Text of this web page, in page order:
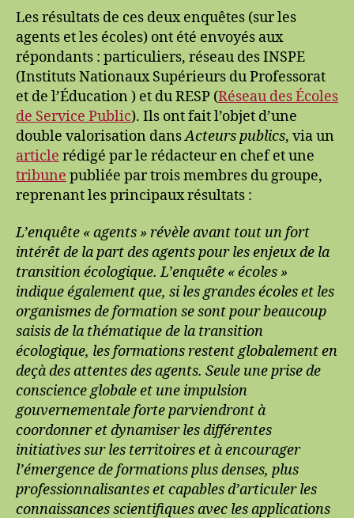
Les résultats de ces deux enquêtes (sur les
agents et les écoles) ont été envoyés aux
répondants : particuliers, réseau des INSPE
(Instituts Nationaux Supérieurs du Professorat
et de l’Éducation ) et du RESP (Réseau des Écoles
de Service Public). Ils ont fait l’objet d’une
double valorisation dansActeurs publics, via un
article rédigé par le rédacteur en chef et une
tribune publiée par trois membres du groupe,
reprenant les principaux résultats :
L’enquête « agents » révèle avant tout un fort
intérêt de la part des agents pour les enjeux de la
transition écologique. L’enquête « écoles »
indique également que, si les grandes écoles et les
organismes de formation se sont pour beaucoup
saisis de la thématique de la transition
écologique, les formations restent globalement en
deçà des attentes des agents. Seule une prise de
conscience globale et une impulsion
gouvernementale forte parviendront à
coordonner et dynamiser les différentes
initiatives sur les territoires et à encourager
l’émergence de formations plus denses, plus
professionnalisantes et capables d’articuler les
connaissances scientifiques avec les applications